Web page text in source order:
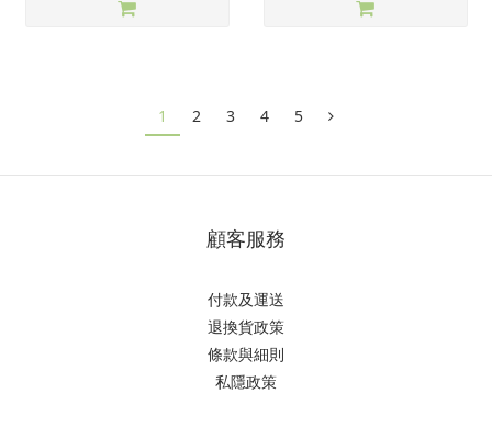
1 2 3 4 5
顧客服務
付款及運送
退換貨政策
條款與細則
私隱政策